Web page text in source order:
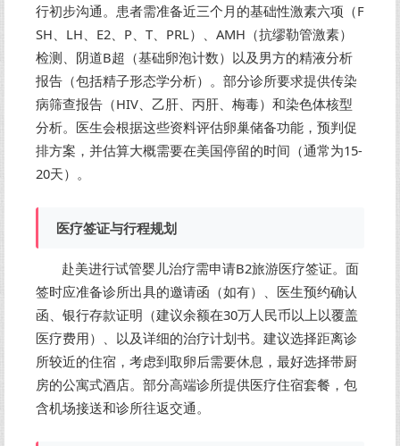
行初步沟通。患者需准备近三个月的基础性激素六项（F
SH、LH、E2、P、T、PRL）、AMH（抗缪勒管激素）
检测、阴道B超（基础卵泡计数）以及男方的精液分析
报告（包括精子形态学分析）。部分诊所要求提供传染
病筛查报告（HIV、乙肝、丙肝、梅毒）和染色体核型
分析。医生会根据这些资料评估卵巢储备功能，预判促
排方案，并估算大概需要在美国停留的时间（通常为15-
20天）。
医疗签证与行程规划
赴美进行试管婴儿治疗需申请B2旅游医疗签证。面
签时应准备诊所出具的邀请函（如有）、医生预约确认
函、银行存款证明（建议余额在30万人民币以上以覆盖
医疗费用）、以及详细的治疗计划书。建议选择距离诊
所较近的住宿，考虑到取卵后需要休息，最好选择带厨
房的公寓式酒店。部分高端诊所提供医疗住宿套餐，包
含机场接送和诊所往返交通。